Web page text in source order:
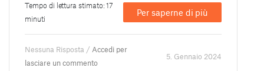
Tempo di lettura stimato: 17
minuti
Per saperne di più
Nessuna Risposta /Accedi per
lasciare un commento
5. Gennaio 2024